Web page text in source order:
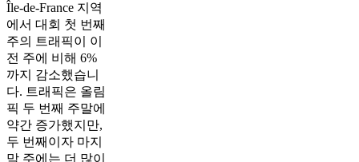
Île-de-France 지역
에서 대회 첫 번째
주의 트래픽이 이
전 주에 비해 6%
까지 감소했습니
다. 트래픽은 올림
픽 두 번째 주말에
약간 증가했지만,
두 번째이자 마지
막 주에는 더 많이